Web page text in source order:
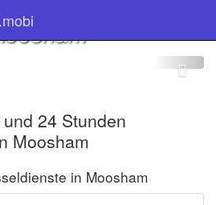
24 Stunden
Moosham
in Moosham